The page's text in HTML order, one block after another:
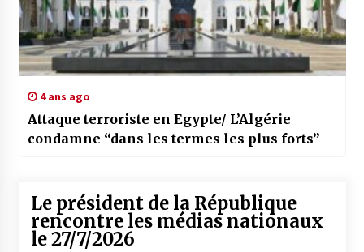
4 ans ago
Attaque terroriste en Egypte/ L’Algérie
condamne “dans les termes les plus forts”
Le président de la République
rencontre les médias nationaux
le 27/7/2026